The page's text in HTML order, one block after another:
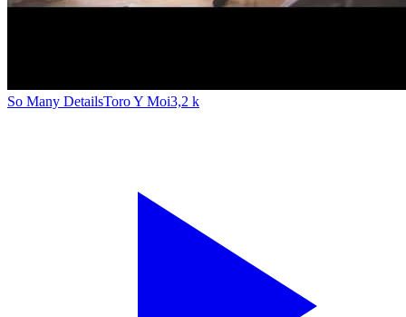
So Many DetailsToro Y Moi3,2 k